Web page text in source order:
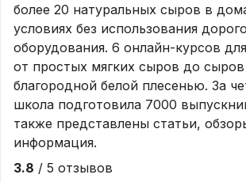
более 20 натуральных сыров в
условиях без использования
оборудования. 6 онлайн-курсов
от простых мягких сыров до сыров
благородной белой плесенью. За
школа подготовила 7000
также представлены статьи,
информация.
3.8 / 5 отзывов